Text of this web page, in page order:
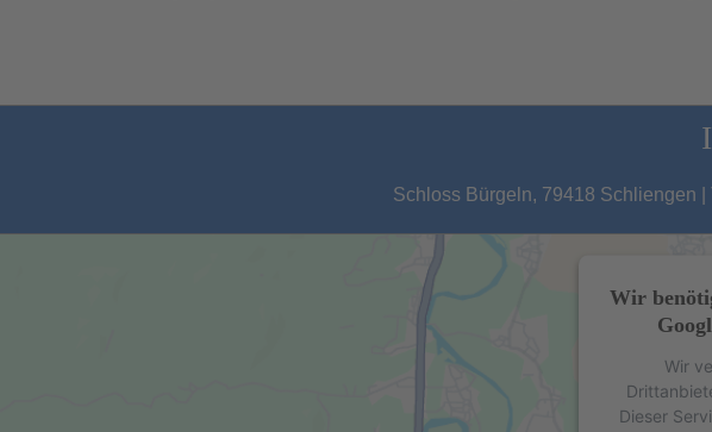
Schloss Bürgeln, 79418 Schliengen
Wir
Wir
Dieser